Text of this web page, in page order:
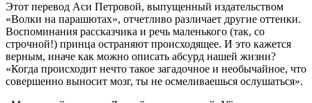
Этот перевод Аси Петровой, выпущенный издательством
«Волки на парашютах», отчетливо различает другие оттенки.
Воспоминания рассказчика и речь маленького (так, со
строчной!) принца остраняют происходящее. И это кажется
верным, иначе как можно описать абсурд нашей жизни?
«Когда происходит нечто такое загадочное и необычайное, что
совершенно выносит мозг, ты не осмеливаешься ослушаться».